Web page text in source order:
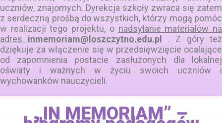
uczniów, znajomych. Dyrekcja szkoły zwraca się zatem
z serdeczną prośbą do wszystkich, którzy mogą pomóc
w realizacji tego projektu, o nadsyłanie materiałów na
adres inmemoriam@loszczytno.edu.pl
. Z góry też
dziękuje za włączenie się w przedsięwzięcie ocalające
od zapomnienia postacie zasłużonych dla lokalnej
oświaty i ważnych w życiu swoich uczniów i
wychowanków nauczycieli.
„IN MEMORIAM” –